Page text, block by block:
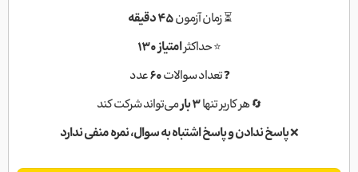
⏳ زمان آزمون۴۵ دقیقه
⭐ حداکثرامتیاز ۱۳۰
❓ تعداد سوالات۶۰عدد
🔄 هر کاربر تنها۳ بار
می‌تواند شرکت کند
❌پاسخ ندادن و پاسخ اشتباه به سوال، نمره منفی ندارد